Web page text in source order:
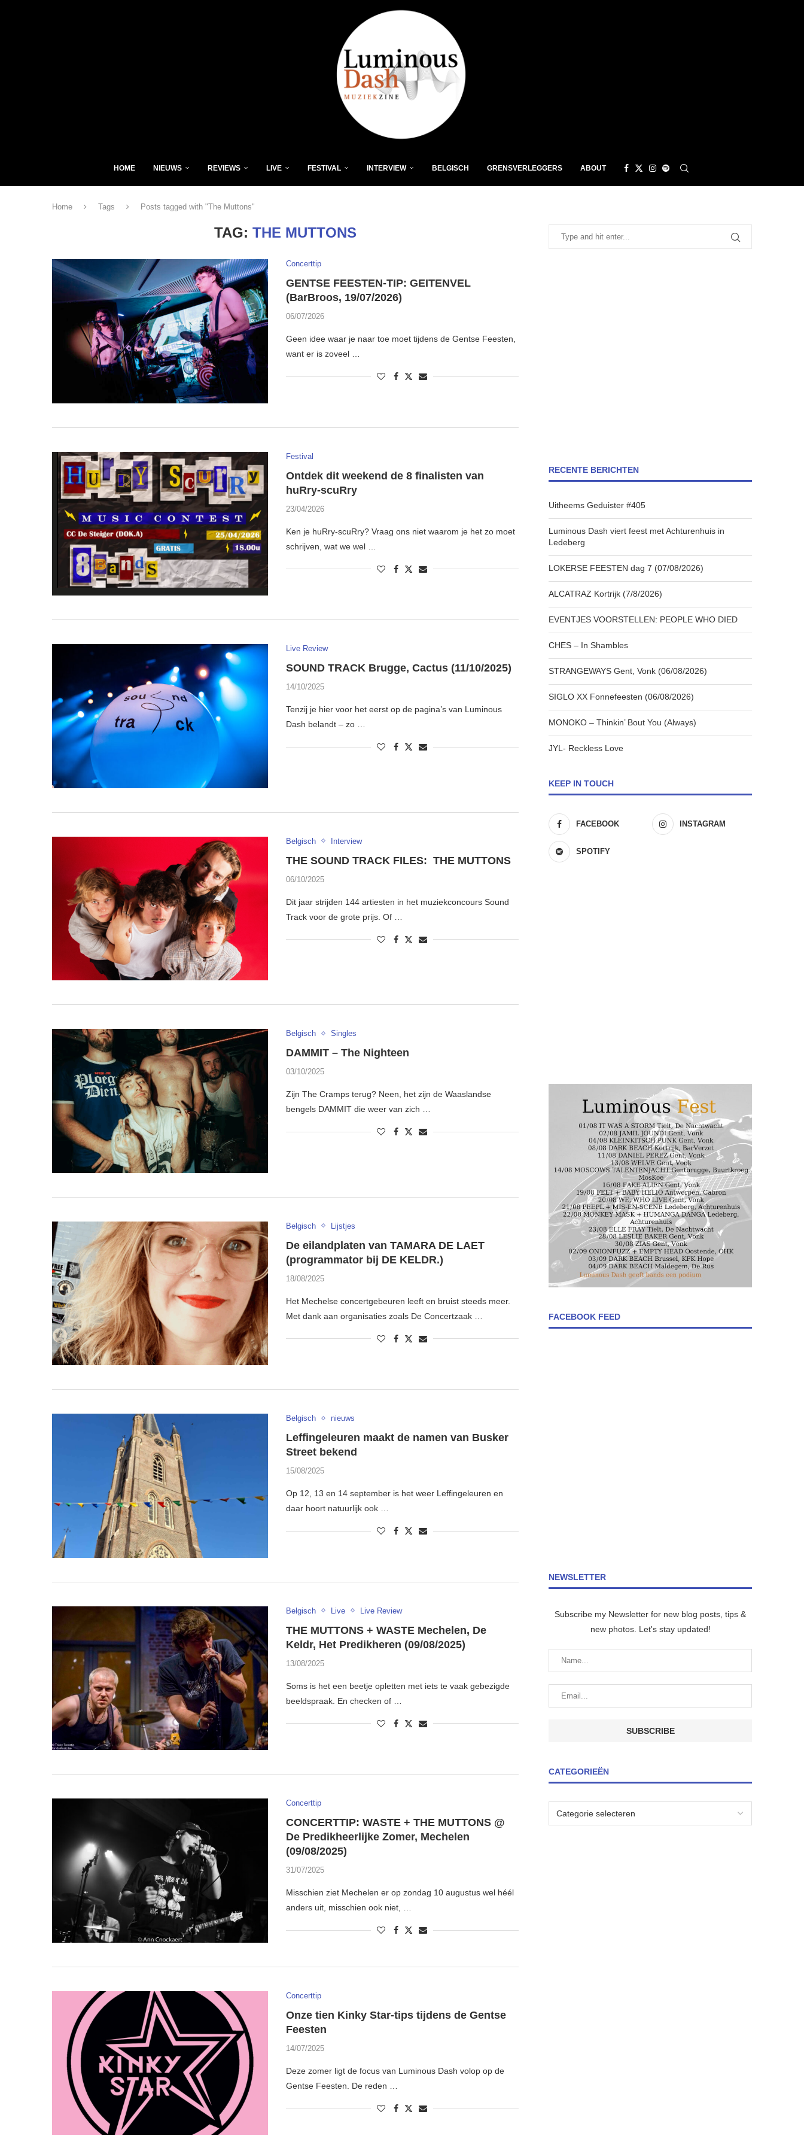
HOME NIEUWS REVIEWS LIVE FESTIVAL INTERVIEW BELGISCH GRENSVERLEGGERS ABOUT
Home Tags Posts tagged with "The Muttons"
TAG: THE MUTTONS
Concerttip
GENTSE FEESTEN-TIP: GEITENVEL
(BarBroos, 19/07/2026)
06/07/2026
Geen idee waar je naar toe moet tijdens de Gentse Feesten,
want er is zoveel …
Festival
Ontdek dit weekend de 8 finalisten van
huRry-scuRry
23/04/2026
Ken je huRry-scuRry? Vraag ons niet waarom je het zo moet
schrijven, wat we wel …
Live Review
SOUND TRACK Brugge, Cactus (11/10/2025)
14/10/2025
Tenzij je hier voor het eerst op de pagina’s van Luminous
Dash belandt – zo …
Belgisch Interview
THE SOUND TRACK FILES: THE MUTTONS
06/10/2025
Dit jaar strijden 144 artiesten in het muziekconcours Sound
Track voor de grote prijs. Of …
Belgisch Singles
DAMMIT – The Nighteen
03/10/2025
Zijn The Cramps terug? Neen, het zijn de Waaslandse
bengels DAMMIT die weer van zich …
Belgisch Lijstjes
De eilandplaten van TAMARA DE LAET
(programmator bij DE KELDR.)
18/08/2025
Het Mechelse concertgebeuren leeft en bruist steeds meer.
Met dank aan organisaties zoals De Concertzaak …
Belgisch nieuws
Leffingeleuren maakt de namen van Busker
Street bekend
15/08/2025
Op 12, 13 en 14 september is het weer Leffingeleuren en
daar hoort natuurlijk ook …
Belgisch Live Live Review
THE MUTTONS + WASTE Mechelen, De
Keldr, Het Predikheren (09/08/2025)
13/08/2025
Soms is het een beetje opletten met iets te vaak gebezigde
beeldspraak. En checken of …
Concerttip
CONCERTTIP: WASTE + THE MUTTONS @
De Predikheerlijke Zomer, Mechelen
(09/08/2025)
31/07/2025
Misschien ziet Mechelen er op zondag 10 augustus wel héél
anders uit, misschien ook niet, …
Concerttip
Onze tien Kinky Star-tips tijdens de Gentse
Feesten
14/07/2025
Deze zomer ligt de focus van Luminous Dash volop op de
Gentse Feesten. De reden …
RECENTE BERICHTEN
Uitheems Geduister #405
Luminous Dash viert feest met Achturenhuis in
Ledeberg
LOKERSE FEESTEN dag 7 (07/08/2026)
ALCATRAZ Kortrijk (7/8/2026)
EVENTJES VOORSTELLEN: PEOPLE WHO DIED
CHES – In Shambles
STRANGEWAYS Gent, Vonk (06/08/2026)
SIGLO XX Fonnefeesten (06/08/2026)
MONOKO – Thinkin’ Bout You (Always)
JYL- Reckless Love
KEEP IN TOUCH
FACEBOOK INSTAGRAM
SPOTIFY
FACEBOOK FEED
NEWSLETTER
Subscribe my Newsletter for new blog posts, tips &
new photos. Let's stay updated!
CATEGORIEËN